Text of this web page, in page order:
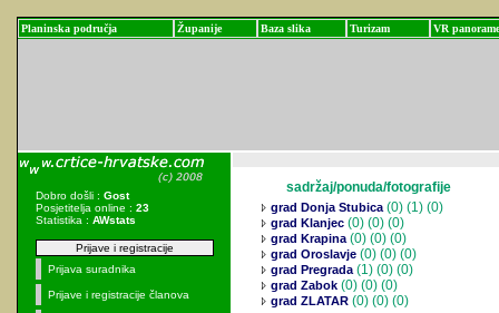
Planinska područja Županije Baza slika Turizam VR panorame
Dobro došli : Gost
Posjetitelja online : 23
Statistika : AWstats
Prijave i registracije
Prijava suradnika
Prijave i registracije članova
sadržaj/ponuda/fotografije
grad Donja Stubica(0) (1) (0)
grad Klanjec (0) (0) (0)
grad Krapina(0) (0) (0)
grad Oroslavje (0) (0) (0)
grad Pregrada(1) (0) (0)
grad Zabok (0) (0) (0)
grad ZLATAR (0) (0) (0)